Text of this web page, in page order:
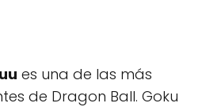
es una de las más
de Dragon Ball. Goku